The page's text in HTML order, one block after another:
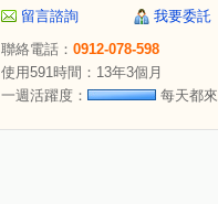
留言諮詢
我要委託
聯絡電話： 0912-078-598
使用591時間：13年3個月
一週活躍度：
每天都來